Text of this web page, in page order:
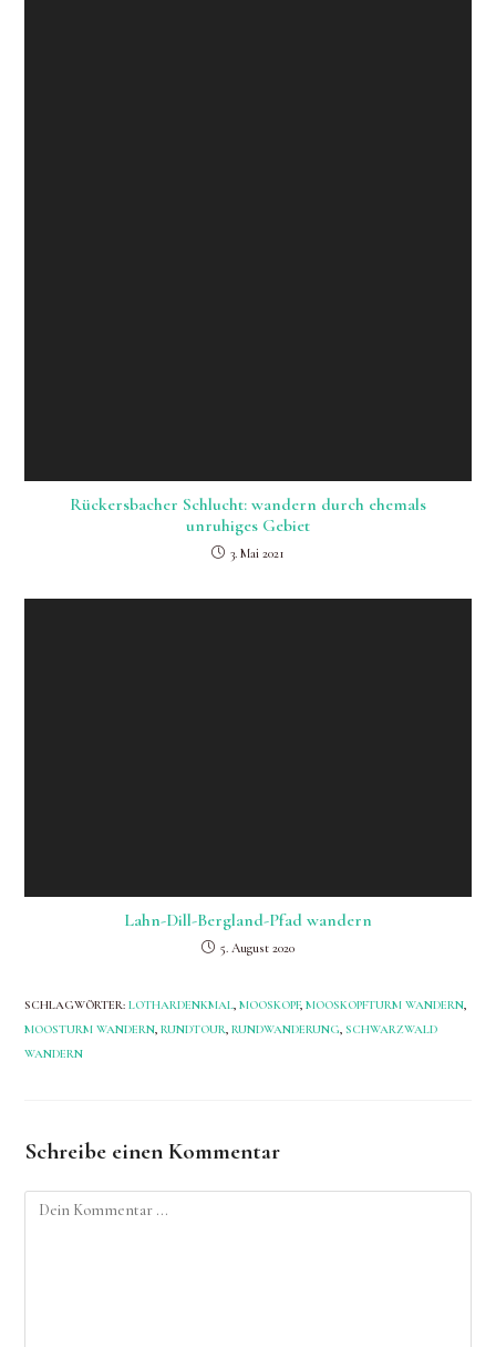
Rückersbacher Schlucht: wandern durch ehemals
unruhiges Gebiet
3. Mai 2021
Lahn-Dill-Bergland-Pfad wandern
5. August 2020
SCHLAGWÖRTER:LOTHARDENKMAL, MOOSKOPF, MOOSKOPFTURM WANDERN,
MOOSTURM WANDERN, RUNDTOUR, RUNDWANDERUNG, SCHWARZWALD
WANDERN
Schreibe einen Kommentar
Kommentieren